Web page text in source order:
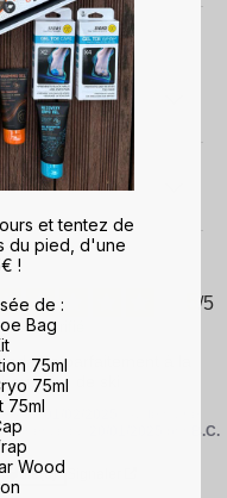
/5
Avis vérifié
parfaitement à la
de ski
du01/02/2025
du
B.C.
Utile(0)
et tentez de
du pied, d'une
!
de :
Bag
75ml
75ml
75ml
Wood